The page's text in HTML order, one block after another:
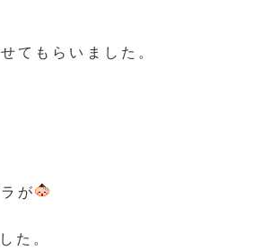
てもらいました。
が
た。